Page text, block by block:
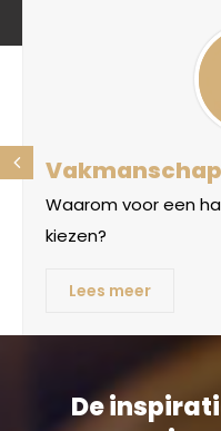
Vakmanschap
Waarom voor een
kiezen?
Lees meer
De